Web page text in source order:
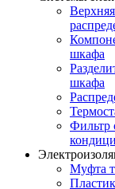
шкафа
шкафа
Фильтр
Муфта